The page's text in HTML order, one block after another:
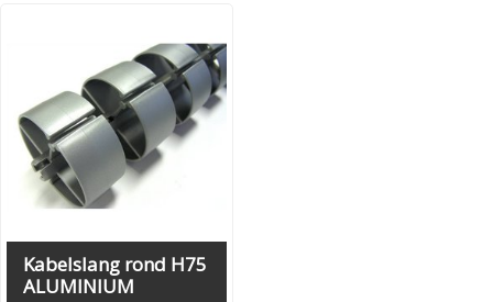
Kabelslang rond H75
ALUMINIUM